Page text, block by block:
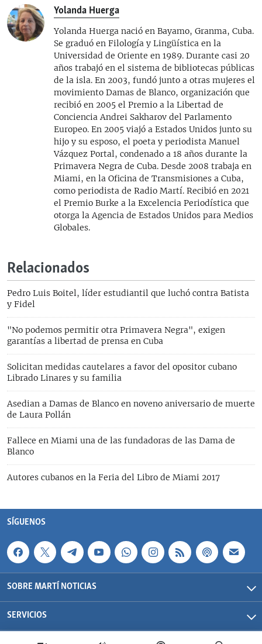
Yolanda Huerga
Yolanda Huerga nació en Bayamo, Granma, Cuba.
Se graduó en Filología y Lingüística en la
Universidad de Oriente en 1989. Durante casi 20
años trabajó en el sistema de bibliotecas públicas
de la isla. En 2003, fundó junto a otras mujeres el
movimiento Damas de Blanco, organización que
recibió en 2005 el Premio a la Libertad de
Conciencia Andrei Sakharov del Parlamento
Europeo. En 2005 viajó a Estados Unidos junto su
hijo y su esposo, el poeta y periodista Manuel
Vázquez Portal, condenado a 18 años durante la
Primavera Negra de Cuba. Desde 2008 trabaja en
Miami, en la Oficina de Transmisiones a Cuba,
como periodista de Radio Martí. Recibió en 2021
el Premio Burke a la Excelencia Periodística que
otorga la Agencia de Estados Unidos para Medios
Globales.
Relacionados
Pedro Luis Boitel, líder estudiantil que luchó contra Batista
y Fidel
"No podemos permitir otra Primavera Negra", exigen
garantías a libertad de prensa en Cuba
Solicitan medidas cautelares a favor del opositor cubano
Librado Linares y su familia
Asedian a Damas de Blanco en noveno aniversario de muerte
de Laura Pollán
Fallece en Miami una de las fundadoras de las Dama de
Blanco
Autores cubanos en la Feria del Libro de Miami 2017
SÍGUENOS
SOBRE MARTÍ NOTICIAS
SERVICIOS